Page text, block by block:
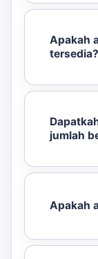
Apakah
tersedia?
jumlah
Apakah